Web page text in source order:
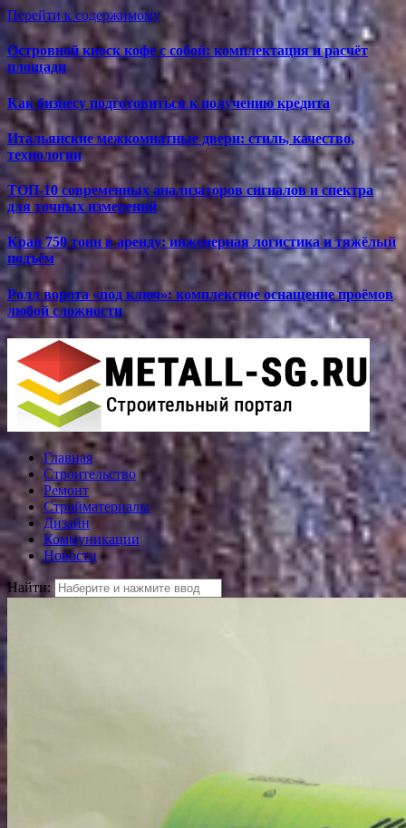
Перейти к содержимому
Островной киоск кофе с собой: комплектация и расчёт
площади
Как бизнесу подготовиться к получению кредита
Итальянские межкомнатные двери: стиль, качество,
технологии
ТОП-10 современных анализаторов сигналов и спектра
для точных измерений
Кран 750 тонн в аренду: инженерная логистика и тяжёлый
подъём
Ролл ворота «под ключ»: комплексное оснащение проёмов
любой сложности
Главная
Строительство
Ремонт
Стройматериалы
Дизайн
Коммуникации
Новости
Найти: